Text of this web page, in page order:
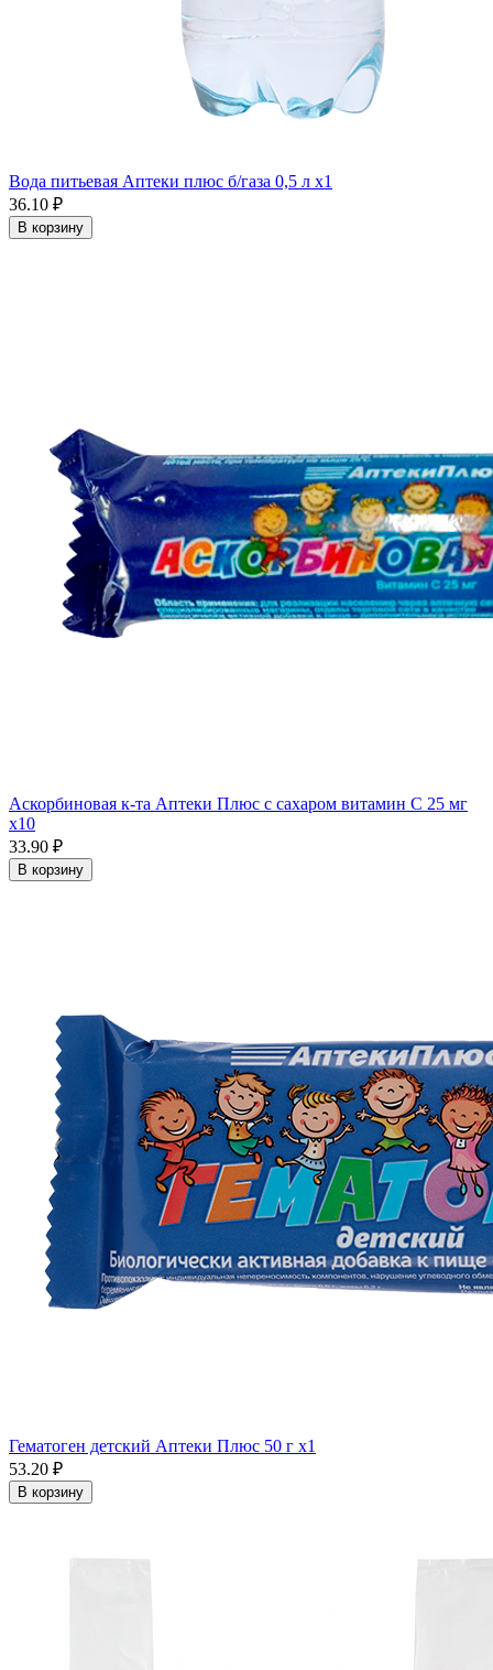
Вода питьевая Аптеки плюс б/газа 0,5 л x1
36.10 ₽
В корзину
Аскорбиновая к-та Аптеки Плюс с сахаром витамин С 25 мг
x10
33.90 ₽
В корзину
Гематоген детский Аптеки Плюс 50 г x1
53.20 ₽
В корзину